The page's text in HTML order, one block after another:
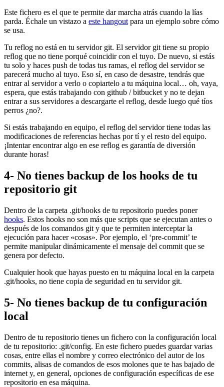
Este fichero es el que te permite dar marcha atrás cuando la lías
parda. Échale un vistazo a este hangout para un ejemplo sobre cómo
se usa.
Tu reflog no está en tu servidor git. El servidor git tiene su propio
reflog que no tiene porqué coincidir con el tuyo. De nuevo, si estás
tu solo y haces push de todas tus ramas, el reflog del servidor se
parecerá mucho al tuyo. Eso sí, en caso de desastre, tendrás que
entrar al servidor a verlo o copiartelo a tu máquina local… oh, vaya,
espera, que estás trabajando con github / bitbucket y no te dejan
entrar a sus servidores a descargarte el reflog, desde luego qué tíos
perros ¿no?.
Si estás trabajando en equipo, el reflog del servidor tiene todas las
modificaciones de referencias hechas por tí y el resto del equipo.
¡Intentar encontrar algo en ese reflog es garantía de diversión
durante horas!
4- No tienes backup de los hooks de tu
repositorio git
Dentro de la carpeta .git/hooks de tu repositorio puedes poner
hooks. Estos hooks no son más que scripts que se ejecutan antes o
después de los comandos git y que te permiten interceptar la
ejecución para hacer «cosas». Por ejemplo, el ‘pre-commit’ te
permite manipular dinámicamente el mensaje del commit que se
genera por defecto.
Cualquier hook que hayas puesto en tu máquina local en la carpeta
.git/hooks, no tiene copia de seguridad en tu servidor git.
5- No tienes backup de tu configuración
local
Dentro de tu repositorio tienes un fichero con la configuración local
de tu repositorio: .git/config. En este fichero puedes guardar varias
cosas, entre ellas el nombre y correo electrónico del autor de los
commits, alisas de comandos de esos molones que te has bajado de
internet y, en general, opciones de configuración específicas de ese
repositorio en esa máquina.